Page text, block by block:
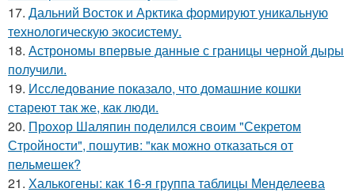
17. Дальний Восток и Арктика формируют уникальную
технологическую экосистему.
18. Астрономы впервые данные с границы черной дыры
получили.
19. Исследование показало, что домашние кошки
стареют так же, как люди.
20. Прохор Шаляпин поделился своим "Секретом
Стройности", пошутив: "как можно отказаться от
пельмешек?
21. Халькогены: как 16-я группа таблицы Менделеева